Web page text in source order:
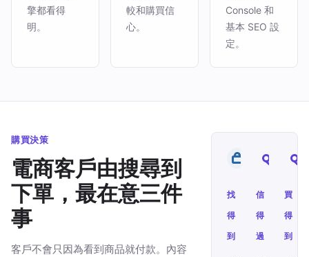
擎都看得
明。
較和購買信
心。
Console 和
基本 SEO 設
定。
購買決策
電商客戶由搜尋到
下單，最在意三件
事
客戶不會只因為看到商品就付款。內容
找
得
到
信
得
過
買
得
到